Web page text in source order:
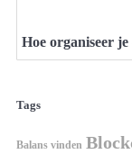
Hoe organiseer je
Tags
Balans vinden